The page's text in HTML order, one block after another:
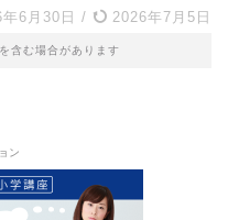
6月30日 / 2026年7月5日
含む場合があります
ン